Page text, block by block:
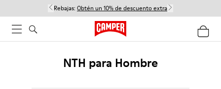
Rebajas: Obtén un 10% de descuento extra
NTH para Hombre